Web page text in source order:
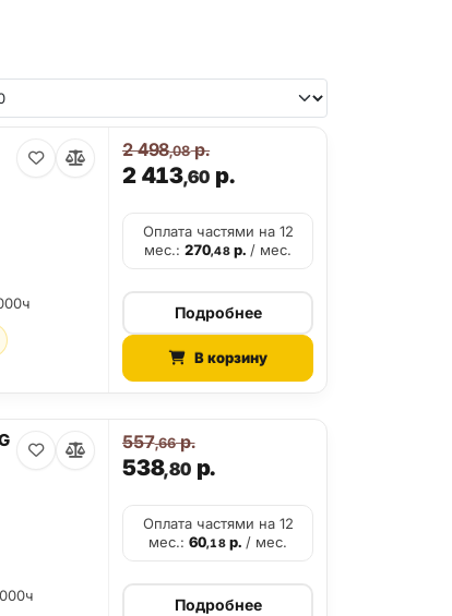
2 413,60 р.
2 498,08р.
Оплата частями на 12
мес.:270,48р./ мес.
Подробнее
В корзину
538,80р.
557,66р.
Оплата частями на 12
мес.:60,18р./ мес.
Подробнее